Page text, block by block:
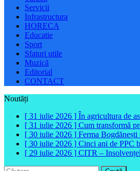
Servicii
Infrastructura
HORECA
Educatie
Sport
Sfaturi utile
Muzică
Editorial
CONTACT
Noutăți
[ 31 iulie 2026 ] În agricultura de
[ 31 iulie 2026 ] Cum transformă
[ 30 iulie 2026 ] Ferma
[ 30 iulie 2026 ] Cinci ani de PPC
[ 29 iulie 2026 ] CITR –